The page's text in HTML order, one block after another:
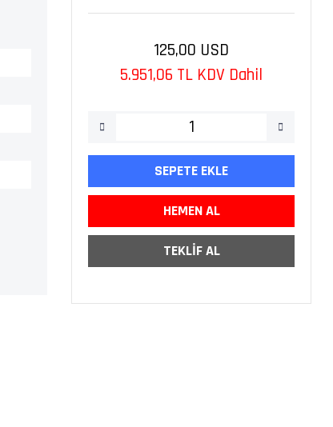
125,00 USD
5.951,06 TL KDV Dahil
SEPETE EKLE
HEMEN AL
TEKLİF AL